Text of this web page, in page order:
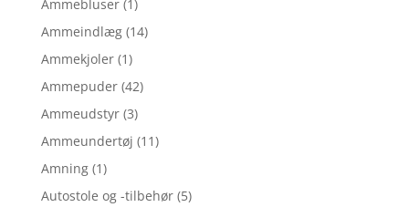
Ammebluser (1)
Ammeindlæg (14)
Ammekjoler (1)
Ammepuder (42)
Ammeudstyr (3)
Ammeundertøj (11)
Amning (1)
Autostole og -tilbehør (5)